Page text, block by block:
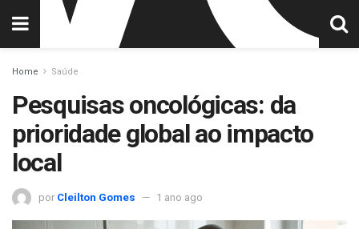
Home Saúde
Pesquisas oncológicas: da
prioridade global ao impacto
local
por Cleilton Gomes 1 ano ago